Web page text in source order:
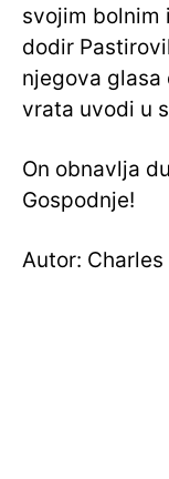
svojim bolnim
dodir
njegova glasa
vrata uvodi u
On obnavlja
Gospodnje!
Autor: Charles